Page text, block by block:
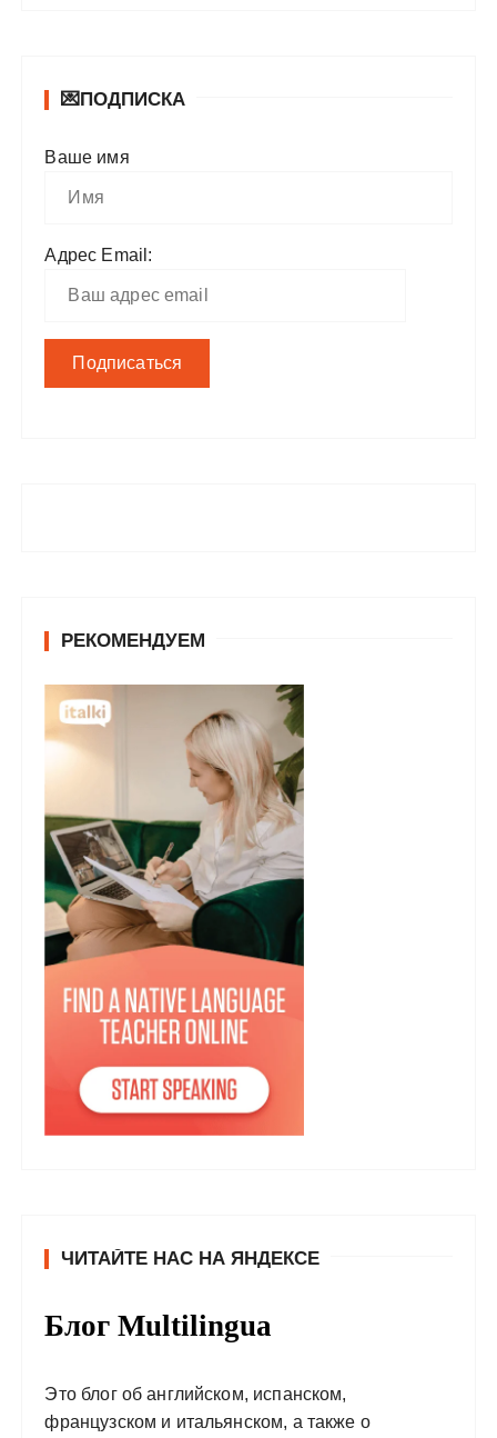
💌ПОДПИСКА
Ваше имя
Адрес Email:
РЕКОМЕНДУЕМ
ЧИТАЙТЕ НАС НА ЯНДЕКСЕ
Блог Multilingua
Это блог об английском, испанском,
французском и итальянском, а также о